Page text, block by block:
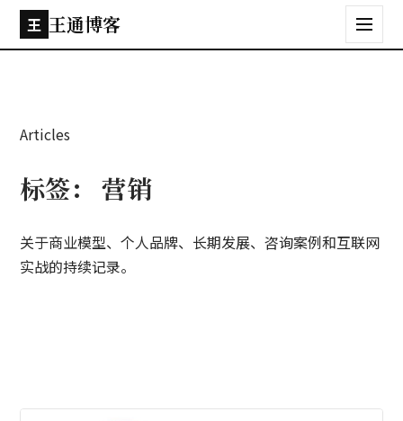
王 王通博客
Articles
标签：营销
关于商业模型、个人品牌、长期发展、咨询案例和互联网
实战的持续记录。